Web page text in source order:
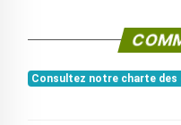
Consultez notre charte des